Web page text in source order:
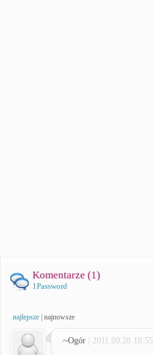
Komentarze (1)
1Password
najlepsze najnowsze
~Ogór | 2011.09.28 18:55